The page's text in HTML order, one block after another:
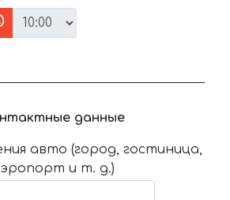
данные
авто (город, гостиница,
и т. д.)